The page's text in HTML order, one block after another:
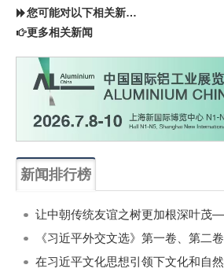
您可能对以下相关新闻同样感兴趣
更多相关新闻
新闻排行榜
《习近平外交文选》第一卷、第二